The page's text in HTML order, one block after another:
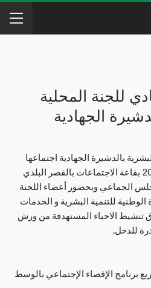
للجنة المحلية
الجهادية
بالدشيرة الجهادية اجتماعها
العادي يوم الثلاثاء 12 يونيو 2018 بقاعة الاجتماعات بالقصر البلدي
الجماعي وبحضور أعضاء اللجنة
للتنمية البشرية و الخدمات
تنشيط الاحياء المستهدفة من ورش
للدخل.
برنامج الإقصاء الإجتماعي بالوسط